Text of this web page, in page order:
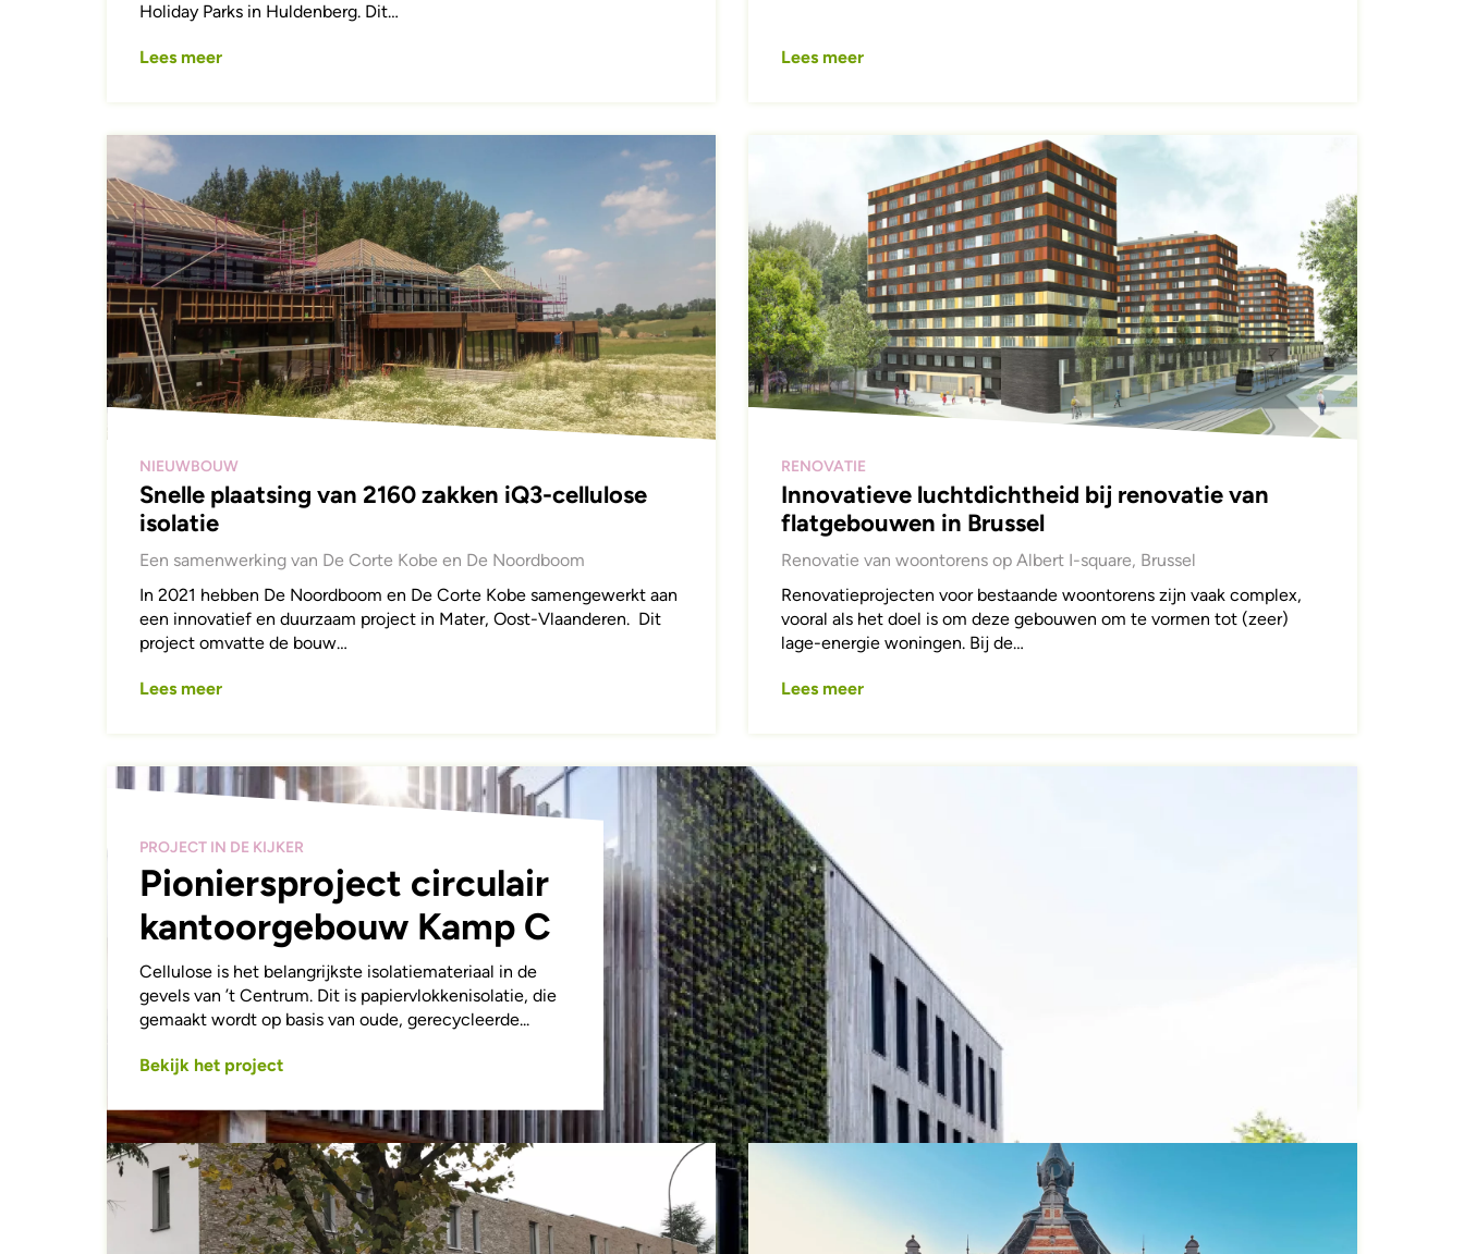
Holiday Parks in Huldenberg. Dit…
Lees meer Lees meer
NIEUWBOUW
Snelle plaatsing van 2160 zakken iQ3-cellulose
isolatie
Een samenwerking van De Corte Kobe en De Noordboom
In 2021 hebben De Noordboom en De Corte Kobe samengewerkt aan
een innovatief en duurzaam project in Mater, Oost-Vlaanderen. Dit
project omvatte de bouw…
Lees meer
PROJECT IN DE KIJKER
Pioniersproject circulair
kantoorgebouw Kamp C
Cellulose is het belangrijkste isolatiemateriaal in de
gevels van ’t Centrum. Dit is papiervlokkenisolatie, die
gemaakt wordt op basis van oude, gerecycleerde...
Bekijk het project
RENOVATIE
Innovatieve luchtdichtheid bij renovatie van
flatgebouwen in Brussel
Renovatie van woontorens op Albert I-square, Brussel
Renovatieprojecten voor bestaande woontorens zijn vaak complex,
vooral als het doel is om deze gebouwen om te vormen tot (zeer)
lage-energie woningen. Bij de…
Lees meer